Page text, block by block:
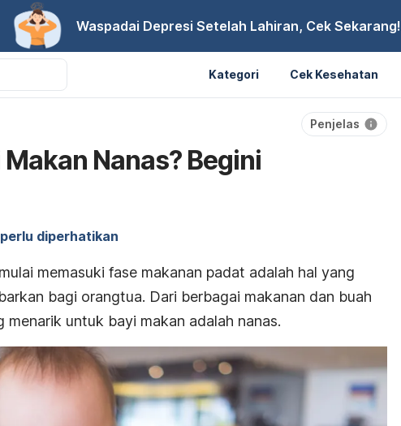
Waspadai Depresi Setelah Lahiran, Cek Sekarang!
Kategori Cek Kesehatan
Penjelas
Nanas? Begini
diperhatikan
memasuki fase makanan padat adalah hal yang
bagi orangtua. Dari berbagai makanan dan buah
menarik untuk bayi makan adalah nanas.